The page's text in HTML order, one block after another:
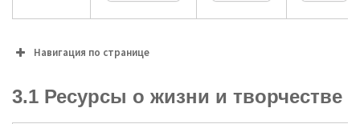
Навигация по странице
творчестве
3.1 Ресурсы о жизни и творчестве